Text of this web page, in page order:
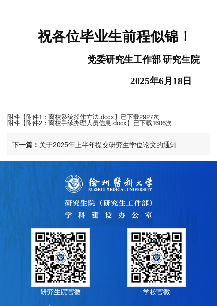
祝各位毕业生前程似锦！
党委研究生工作部研究生院
2025年6月 18 日
附件【附件1：离校系统操作方法.docx】已下载2927次
附件【附件2：离校手续办理人员信息.docx】已下载1606次
下一篇： 关于2025年上半年提交研究生学位论文的通知
研究生院官微 学校官微